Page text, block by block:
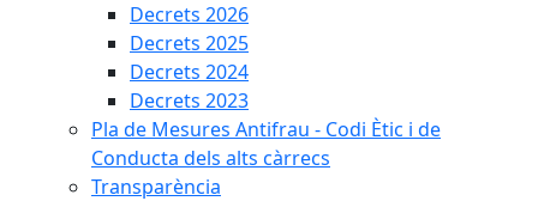
Decrets 2026
Decrets 2025
Decrets 2024
Decrets 2023
Pla de Mesures Antifrau - Codi Ètic i de
Conducta dels alts càrrecs
Transparència